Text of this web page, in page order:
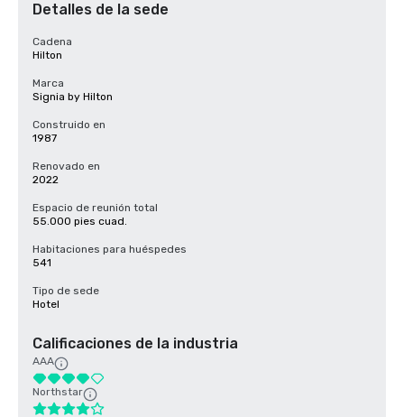
Detalles de la sede
Cadena
Hilton
Marca
Signia by Hilton
Construido en
1987
Renovado en
2022
Espacio de reunión total
55.000 pies cuad.
Habitaciones para huéspedes
541
Tipo de sede
Hotel
Calificaciones de la industria
AAA
Northstar